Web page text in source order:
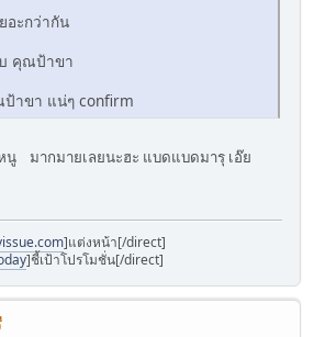
อะกว่ากัน
บ คุณป้าขา
าขา แน่ๆ confirm
มากมายเลยนะฮะ แบดแบดมารุ เอ๊ย
]แต่งหน้า[/direct]
]ชี้เป้าโปรโมชั่น[/direct]